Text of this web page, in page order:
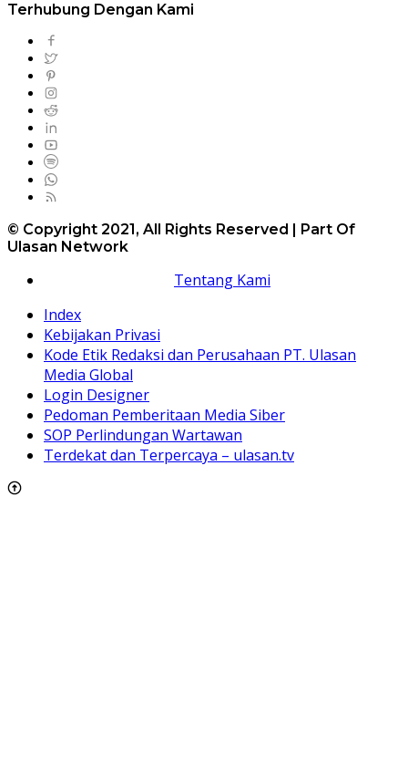
Terhubung Dengan Kami
© Copyright 2021, All Rights Reserved | Part Of
Ulasan Network
Tentang Kami
Index
Kebijakan Privasi
Kode Etik Redaksi dan Perusahaan PT. Ulasan
Media Global
Login Designer
Pedoman Pemberitaan Media Siber
SOP Perlindungan Wartawan
Terdekat dan Terpercaya – ulasan.tv